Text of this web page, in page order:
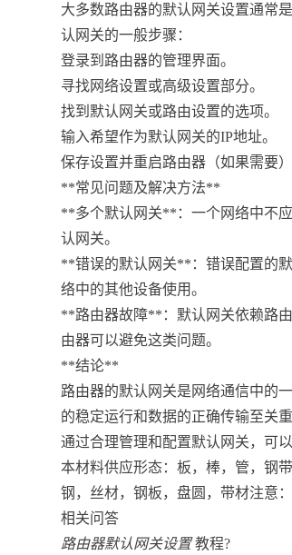
大多数路由器的默认网关设置通常
认网关的一般步骤：
登录到路由器的管理界面。
寻找网络设置或高级设置部分。
找到默认网关或路由设置的选项。
输入希望作为默认网关的IP地址。
保存设置并重启路由器（如果需要）
**常见问题及解决方法**
**多个默认网关**：一个网络中不
认网关。
**错误的默认网关**：错误配置的
络中的其他设备使用。
**路由器故障**：默认网关依赖路
由器可以避免这类问题。
**结论**
路由器的默认网关是网络通信中的
的稳定运行和数据的正确传输至关
通过合理管理和配置默认网关，可
本材料供应形态：板，棒，管，钢
钢，丝材，钢板，盘圆，带材注意
相关问答
路由器默认网关设置教程?